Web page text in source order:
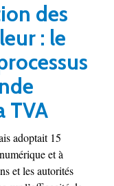
des
: le
TVA
adoptait 15
et à
et les autorités